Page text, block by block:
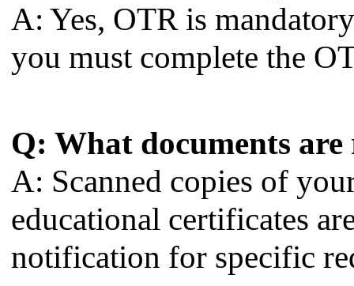
A: Yes, OTR is
you must complete the
Q: What documents
A: Scanned copies of
educational certificates
notification for specific